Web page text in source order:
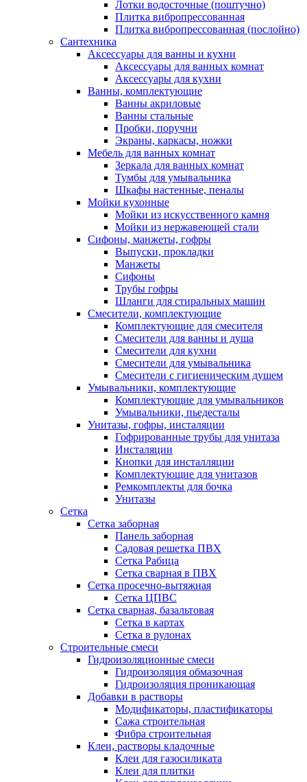
Лотки водосточные (поштучно)
Плитка вибропрессованная
Плитка вибропрессованная (послойно)
Сантехника
Аксессуары для ванны и кухни
Аксессуары для ванных комнат
Аксессуары для кухни
Ванны, комплектующие
Ванны акриловые
Ванны стальные
Пробки, поручни
Экраны, каркасы, ножки
Мебель для ванных комнат
Зеркала для ванных комнат
Тумбы для умывальника
Шкафы настенные, пеналы
Мойки кухонные
Мойки из искусственного камня
Мойки из нержавеющей стали
Сифоны, манжеты, гофры
Выпуски, прокладки
Манжеты
Сифоны
Трубы гофры
Шланги для стиральных машин
Смесители, комплектующие
Комплектующие для смесителя
Смесители для ванны и душа
Смесители для кухни
Смесители для умывальника
Смесители с гигиеническим душем
Умывальники, комплектующие
Комплектующие для умывальников
Умывальники, пьедесталы
Унитазы, гофры, инсталяции
Гофрированные трубы для унитаза
Инсталяции
Кнопки для инсталляции
Комплектующие для унитазов
Ремкомплекты для бочка
Унитазы
Сетка
Сетка заборная
Панель заборная
Садовая решетка ПВХ
Сетка Рабица
Сетка сварная в ПВХ
Сетка просечно-вытяжная
Сетка ЦПВС
Сетка сварная, базальтовая
Сетка в картах
Сетка в рулонах
Строительные смеси
Гидроизоляционные смеси
Гидроизоляция обмазочная
Гидроизоляция проникающая
Добавки в растворы
Модификаторы, пластификаторы
Сажа строительная
Фибра строительная
Клеи, растворы кладочные
Клеи для газосиликата
Клеи для плитки